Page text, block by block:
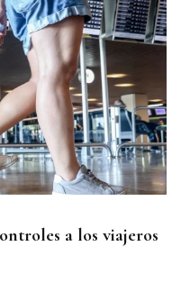
a los viajeros